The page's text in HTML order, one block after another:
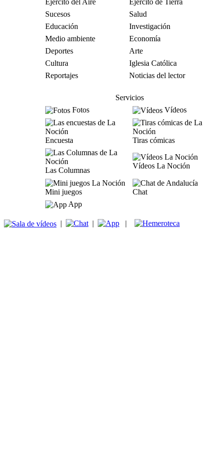
Ejército del Aire
Ejército de Tierra
Sucesos
Salud
Educación
Investigación
Medio ambiente
Economía
Deportes
Arte
Cultura
Iglesia Católica
Reportajes
Noticias del lector
Servicios
Fotos
Vídeos
Encuesta Tiras cómicas
Las Columnas
Vídeos La Noción
Mini juegos
Chat
App
| | |